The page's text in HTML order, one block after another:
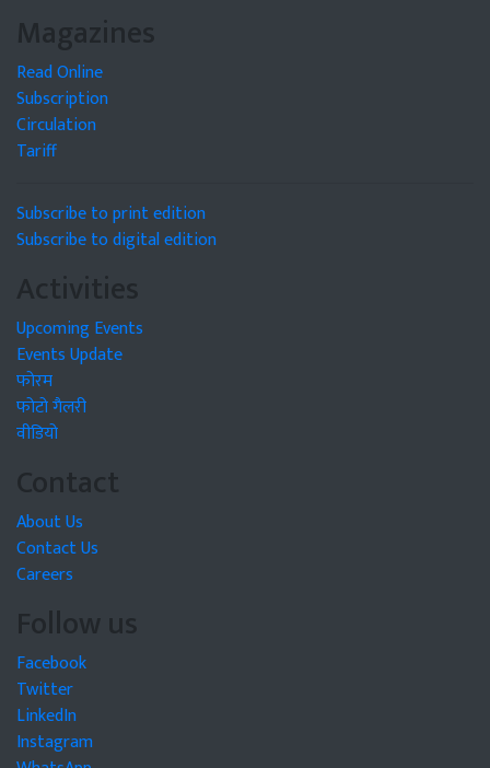
Magazines
Read Online
Subscription
Circulation
Tariff
Subscribe to print edition
Subscribe to digital edition
Activities
Upcoming Events
Events Update
फोरम
फोटो गैलरी
वीडियो
Contact
About Us
Contact Us
Careers
Follow us
Facebook
Twitter
LinkedIn
Instagram